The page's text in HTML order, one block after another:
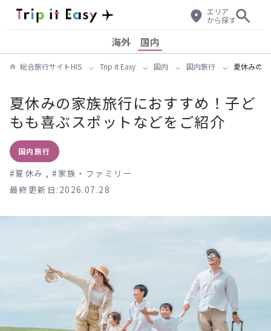
エリア
から探す
海外 国内
総合旅行サイトHIS Trip it Easy 国内 国内旅行 夏休みの
夏休みの家族旅行におすすめ！子ど
もも喜ぶスポットなどをご紹介
国内旅行
#夏休み ,#家族・ファミリー
最終更新日:2026.07.28